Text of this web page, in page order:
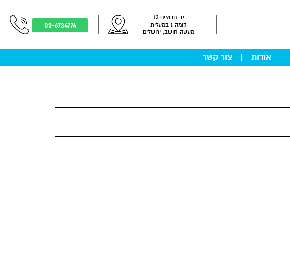
02-6734774
יד חרוצים 13
קומה 1 במעלית
מעשה חושב, ירושלים
אודות צור קשר